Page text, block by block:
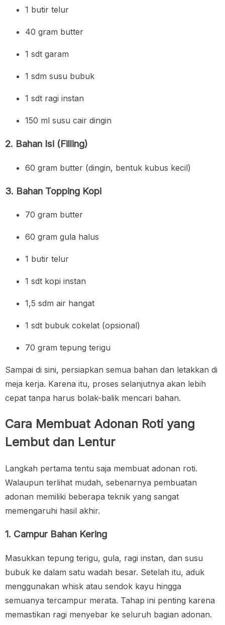
1 butir telur
40 gram butter
1 sdt garam
1 sdm susu bubuk
1 sdt ragi instan
150 ml susu cair dingin
2. Bahan Isi (Filling)
60 gram butter (dingin, bentuk kubus kecil)
3. Bahan Topping Kopi
70 gram butter
60 gram gula halus
1 butir telur
1 sdt kopi instan
1,5 sdm air hangat
1 sdt bubuk cokelat (opsional)
70 gram tepung terigu
Sampai di sini, persiapkan semua bahan dan letakkan di
meja kerja. Karena itu, proses selanjutnya akan lebih
cepat tanpa harus bolak-balik mencari bahan.
Cara Membuat Adonan Roti yang
Lembut dan Lentur
Langkah pertama tentu saja membuat adonan roti.
Walaupun terlihat mudah, sebenarnya pembuatan
adonan memiliki beberapa teknik yang sangat
memengaruhi hasil akhir.
1. Campur Bahan Kering
Masukkan tepung terigu, gula, ragi instan, dan susu
bubuk ke dalam satu wadah besar. Setelah itu, aduk
menggunakan whisk atau sendok kayu hingga
semuanya tercampur merata. Tahap ini penting karena
memastikan ragi menyebar ke seluruh bagian adonan.